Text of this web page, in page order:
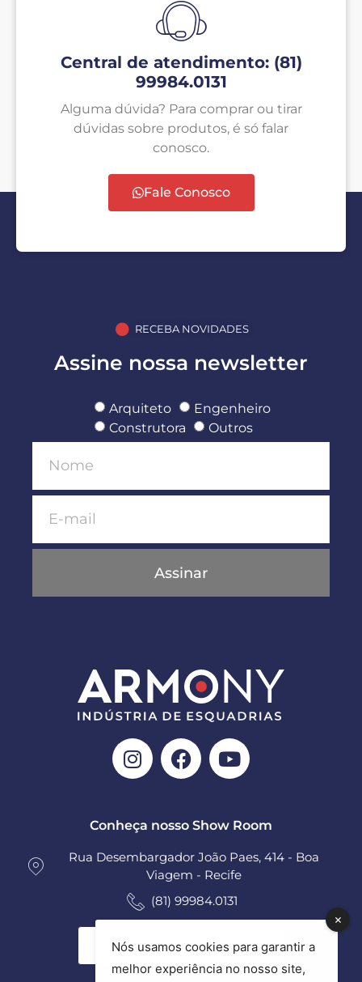
Central de atendimento: (81)
99984.0131
Alguma dúvida? Para comprar ou tirar
dúvidas sobre produtos, é só falar
conosco.
Fale Conosco
RECEBA NOVIDADES
Assine nossa newsletter
Arquiteto
Engenheiro
Construtora
Outros
Assinar
Conheça nosso Show Room
Rua Desembargador João Paes, 414 - Boa
Viagem - Recife
(81) 99984.0131
Ver todas as unidades
Nós usamos cookies para garantir a
melhor experiência no nosso site,